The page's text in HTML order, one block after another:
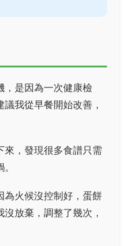
，是因為一次健康檢
我從早餐開始改善，
來，發現很多食譜只需
為火候沒控制好，蛋餅
放棄，調整了幾次，